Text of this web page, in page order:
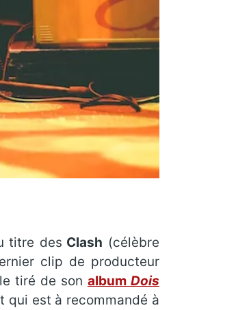
titre des Clash (célèbre
clip de producteur
tiré de son albumDois
qui est à recommandé à